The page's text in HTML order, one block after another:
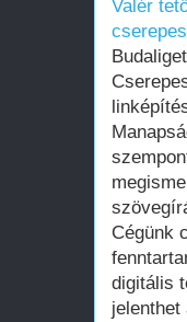
Valér
Cégünk
digitális